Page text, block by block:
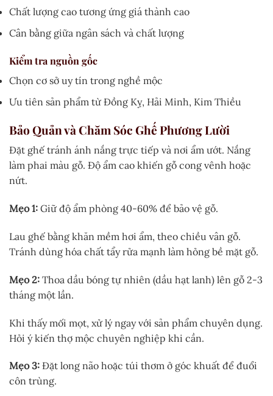
Chất lượng cao tương ứng giá thành cao
Cân bằng giữa ngân sách và chất lượng
Kiểm tra nguồn gốc
Chọn cơ sở uy tín trong nghề mộc
Ưu tiên sản phẩm từ Đồng Kỵ, Hải Minh, Kim Thiều
Bảo Quản và Chăm Sóc Ghế Phương Lười
Đặt ghế tránh ánh nắng trực tiếp và nơi ẩm ướt. Nắng
làm phai màu gỗ. Độ ẩm cao khiến gỗ cong vênh hoặc
nứt.
Mẹo 1: Giữ độ ẩm phòng 40-60% để bảo vệ gỗ.
Lau ghế bằng khăn mềm hơi ẩm, theo chiều vân gỗ.
Tránh dùng hóa chất tẩy rửa mạnh làm hỏng bề mặt gỗ.
Mẹo 2: Thoa dầu bóng tự nhiên (dầu hạt lanh) lên gỗ 2-3
tháng một lần.
Khi thấy mối mọt, xử lý ngay với sản phẩm chuyên dụng.
Hỏi ý kiến thợ mộc chuyên nghiệp khi cần.
Mẹo 3: Đặt long não hoặc túi thơm ở góc khuất để đuổi
côn trùng.